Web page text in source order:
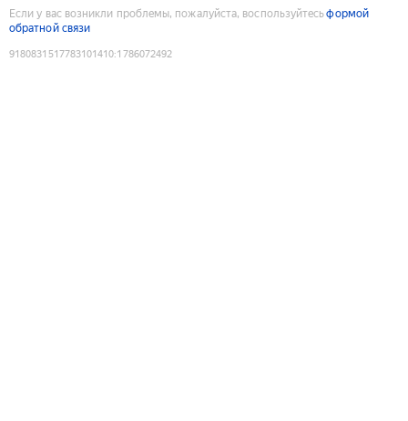
Если у вас возникли проблемы, пожалуйста, воспользуйтесьформой
обратной связи
9180831517783101410:1786072492